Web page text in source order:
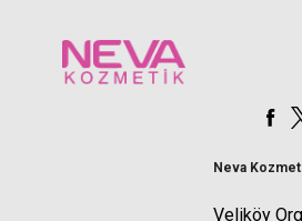
Neva
Veliköy